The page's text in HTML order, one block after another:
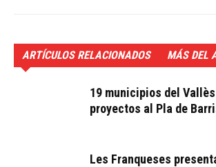
ARTÍCULOS RELACIONADOS MÁS DEL
19 municipios del
proyectos al Pla de
Les Franqueses